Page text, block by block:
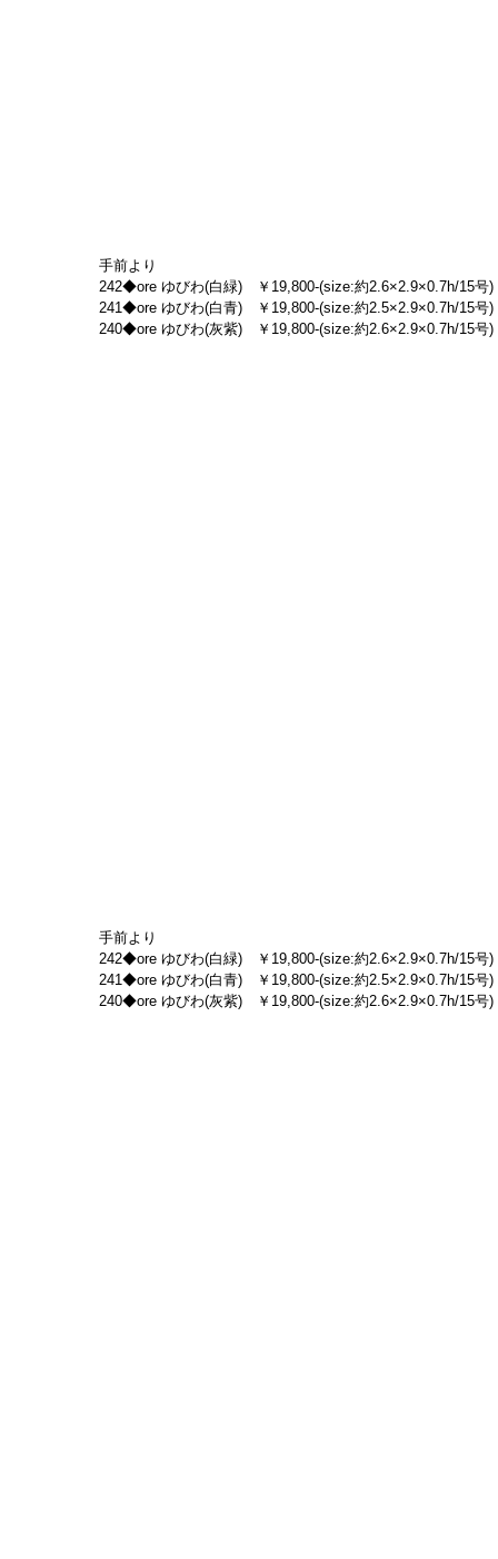
手前より
242◆ore ゆびわ(白緑)　￥19,800-(size:約2.6×2.9×0.7h/15号)
241◆ore ゆびわ(白青)　￥19,800-(size:約2.5×2.9×0.7h/15号)
240◆ore ゆびわ(灰紫)　￥19,800-(size:約2.6×2.9×0.7h/15号)
手前より
242◆ore ゆびわ(白緑)　￥19,800-(size:約2.6×2.9×0.7h/15号)
241◆ore ゆびわ(白青)　￥19,800-(size:約2.5×2.9×0.7h/15号)
240◆ore ゆびわ(灰紫)　￥19,800-(size:約2.6×2.9×0.7h/15号)